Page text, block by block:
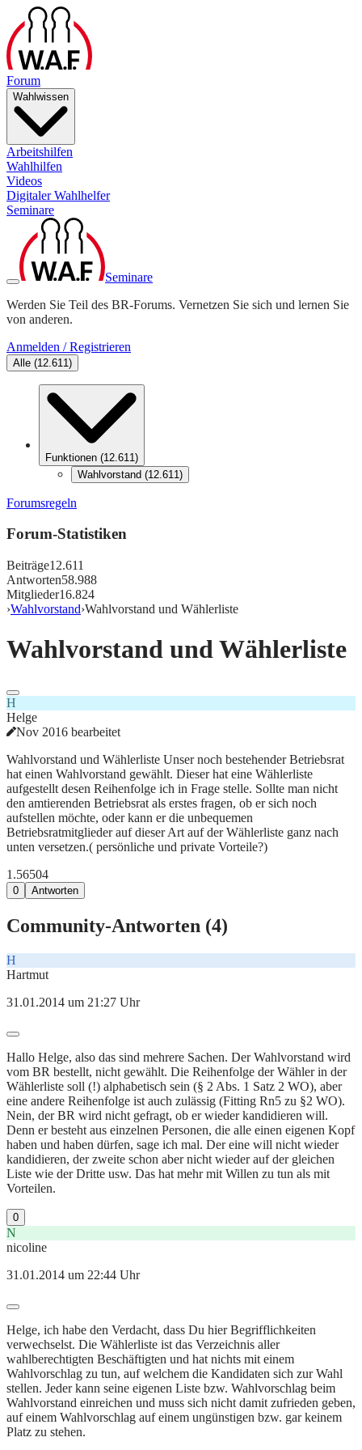
Forum
Wahlwissen
Arbeitshilfen
Wahlhilfen
Videos
Digitaler Wahlhelfer
Seminare
Seminare
Werden Sie Teil des BR-Forums. Vernetzen Sie sich und lernen Sie
von anderen.
Anmelden / Registrieren
Alle (12.611)
Funktionen (12.611)
Wahlvorstand (12.611)
Forumsregeln
Forum-Statistiken
Beiträge12.611
Antworten58.988
Mitglieder16.824
›Wahlvorstand›Wahlvorstand und Wählerliste
Wahlvorstand und Wählerliste
H
Helge
Nov 2016 bearbeitet
Wahlvorstand und Wählerliste Unser noch bestehender Betriebsrat
hat einen Wahlvorstand gewählt. Dieser hat eine Wählerliste
aufgestellt desen Reihenfolge ich in Frage stelle. Sollte man nicht
den amtierenden Betriebsrat als erstes fragen, ob er sich noch
aufstellen möchte, oder kann er die unbequemen
Betriebsratmitglieder auf dieser Art auf der Wählerliste ganz nach
unten versetzen.( persönliche und private Vorteile?)
1.56504
0 Antworten
Community-Antworten (4)
H
Hartmut
31.01.2014 um 21:27 Uhr
Hallo Helge, also das sind mehrere Sachen. Der Wahlvorstand wird
vom BR bestellt, nicht gewählt. Die Reihenfolge der Wähler in der
Wählerliste soll (!) alphabetisch sein (§ 2 Abs. 1 Satz 2 WO), aber
eine andere Reihenfolge ist auch zulässig (Fitting Rn5 zu §2 WO).
Nein, der BR wird nicht gefragt, ob er wieder kandidieren will.
Denn er besteht aus einzelnen Personen, die alle einen eigenen Kopf
haben und haben dürfen, sage ich mal. Der eine will nicht wieder
kandidieren, der zweite schon aber nicht wieder auf der gleichen
Liste wie der Dritte usw. Das hat mehr mit Willen zu tun als mit
Vorteilen.
0
N
nicoline
31.01.2014 um 22:44 Uhr
Helge, ich habe den Verdacht, dass Du hier Begrifflichkeiten
verwechselst. Die Wählerliste ist das Verzeichnis aller
wahlberechtigten Beschäftigten und hat nichts mit einem
Wahlvorschlag zu tun, auf welchem die Kandidaten sich zur Wahl
stellen. Jeder kann seine eigenen Liste bzw. Wahlvorschlag beim
Wahlvorstand einreichen und muss sich nicht damit zufrieden geben,
auf einem Wahlvorschlag auf einem ungünstigen bzw. gar keinem
Platz zu stehen.